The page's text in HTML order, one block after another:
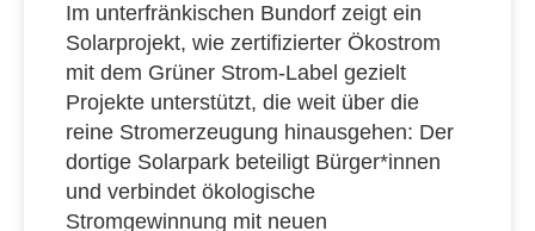
Im unterfränkischen Bundorf zeigt ein
Solarprojekt, wie zertifizierter Ökostrom
mit dem Grüner Strom-Label gezielt
Projekte unterstützt, die weit über die
reine Stromerzeugung hinausgehen: Der
dortige Solarpark beteiligt Bürger*innen
und verbindet ökologische
Stromgewinnung mit neuen